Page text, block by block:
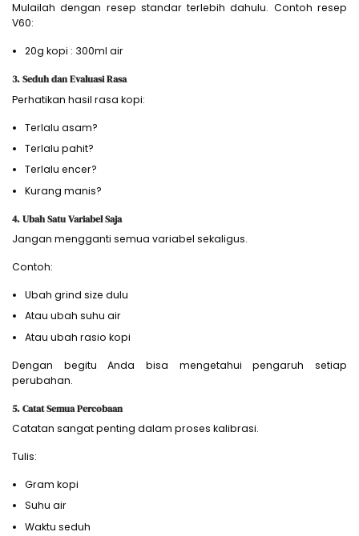
Mulailah dengan resep standar terlebih dahulu. Contoh resep
V60:
20g kopi : 300ml air
3. Seduh dan Evaluasi Rasa
Perhatikan hasil rasa kopi:
Terlalu asam?
Terlalu pahit?
Terlalu encer?
Kurang manis?
4. Ubah Satu Variabel Saja
Jangan mengganti semua variabel sekaligus.
Contoh:
Ubah grind size dulu
Atau ubah suhu air
Atau ubah rasio kopi
Dengan begitu Anda bisa mengetahui pengaruh setiap
perubahan.
5. Catat Semua Percobaan
Catatan sangat penting dalam proses kalibrasi.
Tulis:
Gram kopi
Suhu air
Waktu seduh